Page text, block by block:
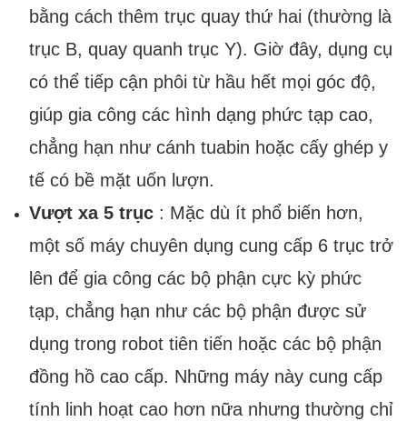
bằng cách thêm trục quay thứ hai (thường là
trục B, quay quanh trục Y). Giờ đây, dụng cụ
có thể tiếp cận phôi từ hầu hết mọi góc độ,
giúp gia công các hình dạng phức tạp cao,
chẳng hạn như cánh tuabin hoặc cấy ghép y
tế có bề mặt uốn lượn.
Vượt xa 5 trục: Mặc dù ít phổ biến hơn,
một số máy chuyên dụng cung cấp 6 trục trở
lên để gia công các bộ phận cực kỳ phức
tạp, chẳng hạn như các bộ phận được sử
dụng trong robot tiên tiến hoặc các bộ phận
đồng hồ cao cấp. Những máy này cung cấp
tính linh hoạt cao hơn nữa nhưng thường chỉ